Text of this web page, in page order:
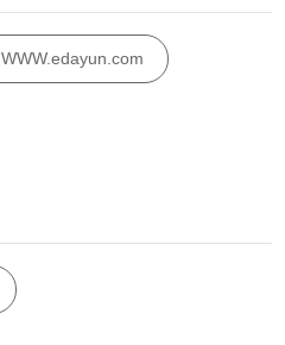
WWW.edayun.com